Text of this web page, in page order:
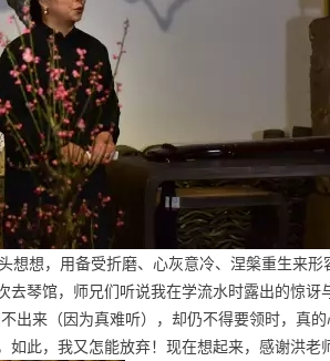
想，用备受折磨、心灰意冷、涅槃重生来形
馆，师兄们听说我在学流水时露出的惊讶
出来（因为真难听），却仍不得要领时，真
此，我又怎能放弃！现在想起来，感谢洪老